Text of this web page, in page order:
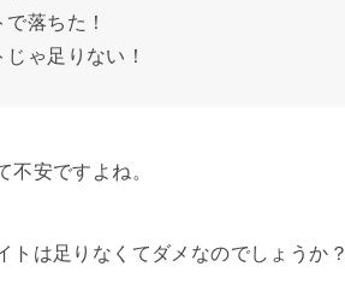
落ちた！
ゃ足りない！
不安ですよね。
トは足りなくてダメなのでしょうか？